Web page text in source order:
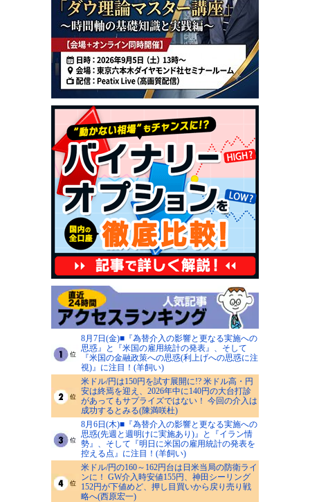
8月7日(金)■『為替介入の影響と更なる実施への
思惑』と『米国の雇用統計の発表』、そして
『米国の金融政策への思惑(利上げへの思惑に注
視)』に注目！(羊飼い)
米ドル/円は150円を試す展開に!? 米ドル高・円
安は終焉を迎え、2026年中に140円の大台打診
があってもサプライズではない！ 今回の介入は
成功するとみる(陳満咲杜)
8月6日(木)■『為替介入の影響と更なる実施への
思惑(先週と週明けに実施あり)』と『イラン情
勢』、そして『明日に米国の雇用統計の発表を
控える点』に注目！(羊飼い)
米ドル/円の160～162円台は日米当局の防衛ライ
ンに！ GW介入時安値155円、神田シーリング
152円が下値めど、押し目買いから戻り売り戦
略へ(西原宏一)